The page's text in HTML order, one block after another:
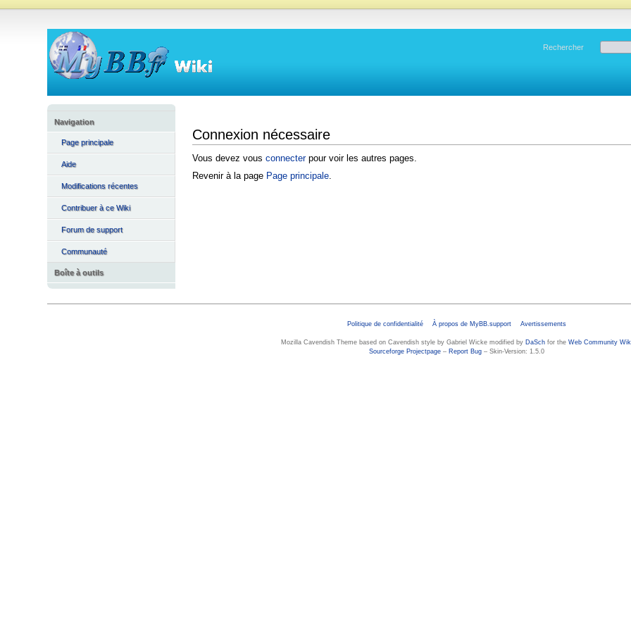
Rechercher
Navigation
Page principale
Aide
Modifications récentes
Contribuer à ce Wiki
Forum de support
Communauté
Boîte à outils
Connexion nécessaire
Vous devez vous connecterpour voir les autres pages.
Revenir à la page Page principale.
Politique de confidentialité À propos de MyBB.support Avertissements
Mozilla Cavendish Theme based on Cavendish style by Gabriel Wicke modified by DaSch for theWeb Community
Sourceforge Projectpage – Report Bug – Skin-Version: 1.5.0